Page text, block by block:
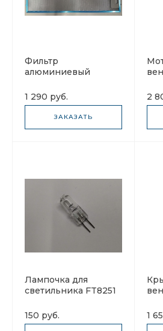
Фильтр
алюминиевый
вытяжки 475х130х8
1 290 руб.
ЗАКАЗАТЬ
2
Лампочка для
светильника FT8251
150 руб.
1